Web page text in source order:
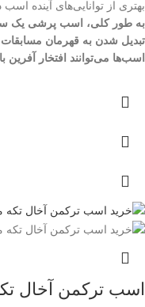
بهتری از توانایی‌های آینده اسب
به طور کلی، اسب پرشی یک سر
تبدیل شدن به قهرمان
اسب‌ها می‌توانند افتخار آفرین
اسب ترکمن آخال